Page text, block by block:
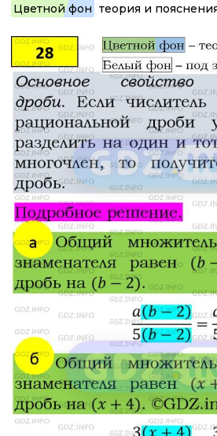
Цветной фон теория и